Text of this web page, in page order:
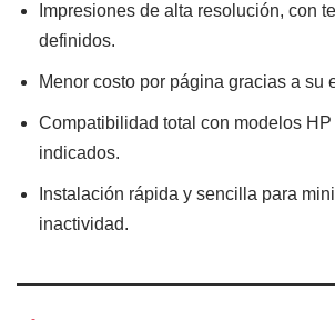
Impresiones de alta resolución, con
definidos.
Menor costo por página gracias a su
Compatibilidad total con modelos
indicados.
Instalación rápida y sencilla para
inactividad.